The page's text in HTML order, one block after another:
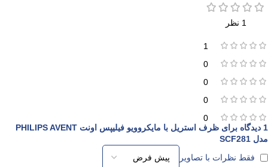
1 نظر
1
0
0
0
0
1 دیدگاه برای
ظرف استریل با مایکروویو فیلیپس اونت PHILIPS AVENT
مدل SCF281
فقط نظرات با تصاویر